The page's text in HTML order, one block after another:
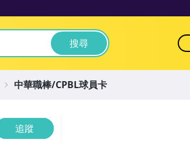
搜尋
追蹤
中華職棒/CPBL球員卡